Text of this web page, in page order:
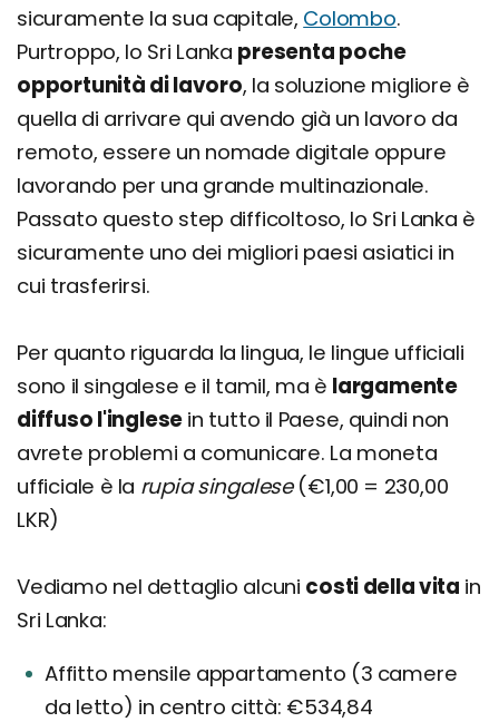
sicuramente la sua capitale, Colombo.
Purtroppo, lo Sri Lanka presenta poche
opportunità di lavoro, la soluzione migliore è
quella di arrivare qui avendo già un lavoro da
remoto, essere un nomade digitale oppure
lavorando per una grande multinazionale.
Passato questo step difficoltoso, lo Sri Lanka è
sicuramente uno dei migliori paesi asiatici in
cui trasferirsi.
Per quanto riguarda la lingua, le lingue ufficiali
sono il singalese e il tamil, ma è largamente
diffuso l'inglese in tutto il Paese, quindi non
avrete problemi a comunicare. La moneta
ufficiale è la rupia singalese(€1,00 = 230,00
LKR)
Vediamo nel dettaglio alcuni costi della vita in
Sri Lanka:
Affitto mensile appartamento (3 camere
da letto) in centro città: €534,84